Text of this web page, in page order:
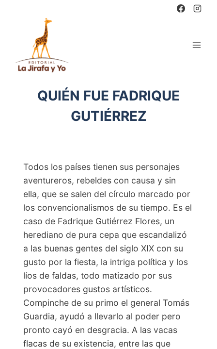
QUIÉN FUE FADRIQUE
GUTIÉRREZ
Todos los países tienen sus personajes
aventureros, rebeldes con causa y sin
ella, que se salen del círculo marcado por
los convencionalismos de su tiempo. Es el
caso de Fadrique Gutiérrez Flores, un
herediano de pura cepa que escandalizó
a las buenas gentes del siglo XIX con su
gusto por la fiesta, la intriga política y los
líos de faldas, todo matizado por sus
provocadores gustos artísticos.
Compinche de su primo el general Tomás
Guardia, ayudó a llevarlo al poder pero
pronto cayó en desgracia. A las vacas
flacas de su existencia, entre las que